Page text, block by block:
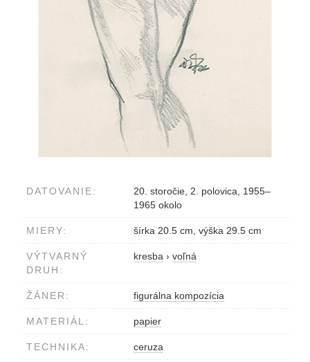
DATOVANIE:
20. storočie, 2. polovica, 1955–
1965 okolo
MIERY: šírka 20.5 cm, výška 29.5 cm
VÝTVARNÝ
DRUH:
kresba › voľná
ŽÁNER: figurálna kompozícia
MATERIÁL: papier
TECHNIKA: ceruza